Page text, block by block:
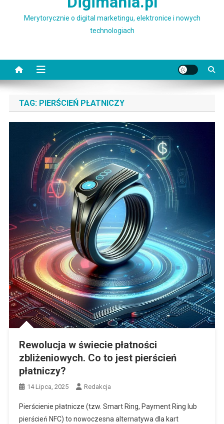
Merytorycznie o digital marketingu, elektronice i nowych
technologiach
TAG: PIERŚCIEŃ PŁATNICZY
Rewolucja w świecie płatności
zbliżeniowych. Co to jest pierścień
płatniczy?
14 Lipca, 2025 Redakcja
Pierścienie płatnicze (tzw. Smart Ring, Payment Ring lub
pierścień NFC) to nowoczesna alternatywa dla kart